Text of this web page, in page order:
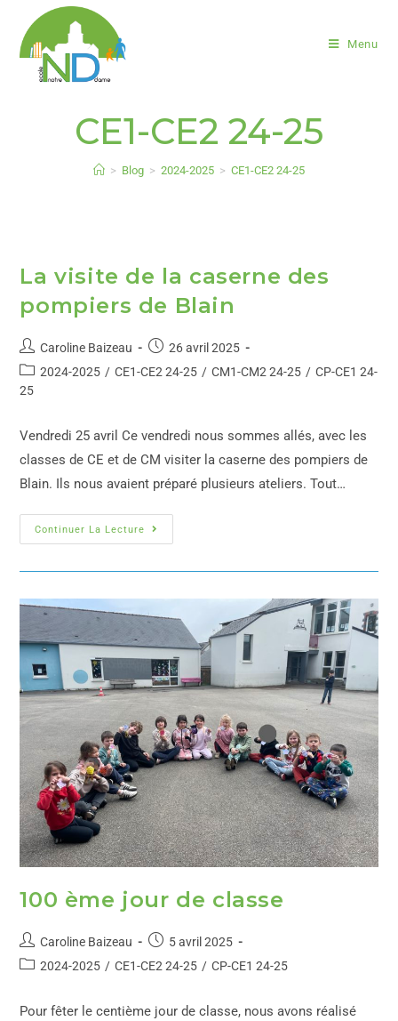
Menu
CE1-CE2 24-25
> Blog > 2024-2025 > CE1-CE2 24-25
La visite de la caserne des
pompiers de Blain
Caroline Baizeau
26 avril 2025
2024-2025 / CE1-CE2 24-25 / CM1-CM2 24-25 / CP-CE1 24-
25
Vendredi 25 avril Ce vendredi nous sommes allés, avec les
classes de CE et de CM visiter la caserne des pompiers de
Blain. Ils nous avaient préparé plusieurs ateliers. Tout…
Continuer La Lecture
100 ème jour de classe
Caroline Baizeau
5 avril 2025
2024-2025 / CE1-CE2 24-25 / CP-CE1 24-25
Pour fêter le centième jour de classe, nous avons réalisé